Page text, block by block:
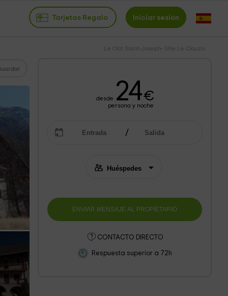
Tarjetas Regalo Iniciar sesión
Le Clot Saint-Joseph- Gîte Le Clouzis
desde 24€
persona y noche
CONTACTO DIRECTO
Respuesta superior a 72h